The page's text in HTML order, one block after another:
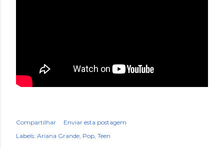
Compartilhar
Enviar esta postagem
Labels: Ariana Grande Pop Teen